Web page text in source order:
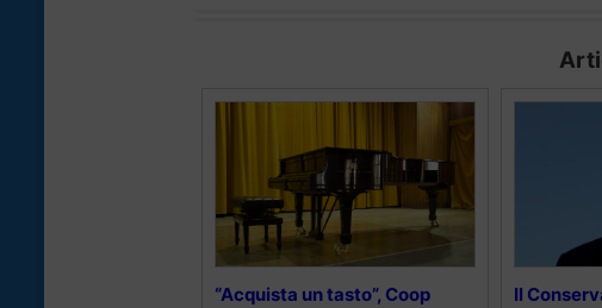
“Acquista un tasto”, Coop
Il